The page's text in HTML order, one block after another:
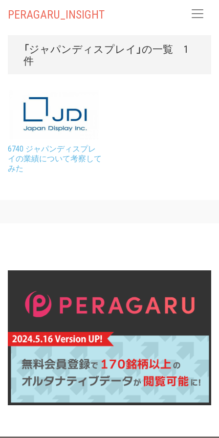
PERAGARU_INSIGHT
「ジャパンディスプレイ」の一覧 1
件
6740 ジャパンディスプレ
イの業績について考察して
みた